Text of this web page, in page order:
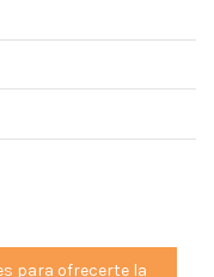
para ofrecerte la